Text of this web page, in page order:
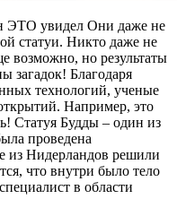
ЭТО увидел Они даже не
статуи. Никто даже не
возможно, но результаты
загадок! Благодаря
технологий, ученые
Например, это
Статуя Будды – один из
проведена
из Нидерландов решили
что внутри было тело
в области